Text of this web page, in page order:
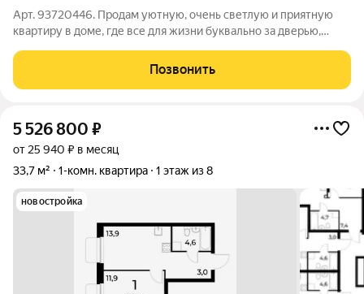
Арт. 93720446. Продам уютную, очень светлую и приятную
квартиру в доме, где все для жизни буквально за дверью,
всего и сразу. В доме находится магазин Магнит, пункт набора
чистой воды, пункты
Позвонить
5 526 800 ₽
от 25 940 ₽ в месяц
33,7 м²
1-комн. квартира 1 этаж из 8
новостройка